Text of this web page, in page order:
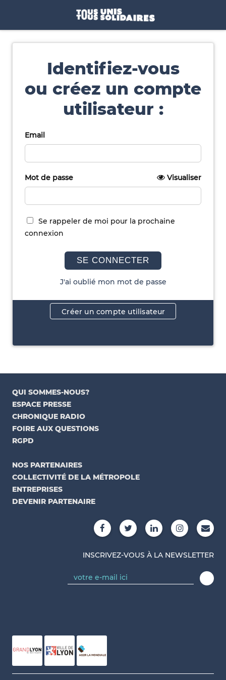
Identifiez-vous
ou créez un compte
utilisateur :
Email
Mot de passe Visualiser
Se rappeler de moi pour la prochaine
connexion
SE CONNECTER
J'ai oublié mon mot de passe
Créer un compte utilisateur
QUI SOMMES-NOUS?
ESPACE PRESSE
CHRONIQUE RADIO
FOIRE AUX QUESTIONS
RGPD
NOS PARTENAIRES
COLLECTIVITÉ DE LA MÉTROPOLE
ENTREPRISES
DEVENIR PARTENAIRE
INSCRIVEZ-VOUS À LA NEWSLETTER